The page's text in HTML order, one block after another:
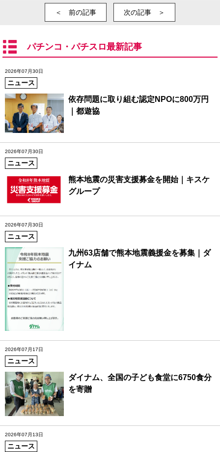
＜ 前の記事 次の記事 ＞
パチンコ・パチスロ最新記事
2026年07月30日
ニュース
依存問題に取り組む認定NPOに800万円
｜都遊協
2026年07月30日
ニュース
熊本地震の災害支援募金を開始｜キスケ
グループ
2026年07月30日
ニュース
九州63店舗で熊本地震義援金を募集｜ダ
イナム
2026年07月17日
ニュース
ダイナム、全国の子ども食堂に6750食分
を寄贈
2026年07月13日
ニュース